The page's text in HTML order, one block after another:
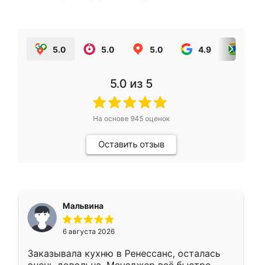
5.0 5.0 5.0 4.9
5.0 из 5
На основе 945оценок
Оставить отзыв
Мальвина
6 августа 2026
Заказывала кухню в Ренессанс, осталась